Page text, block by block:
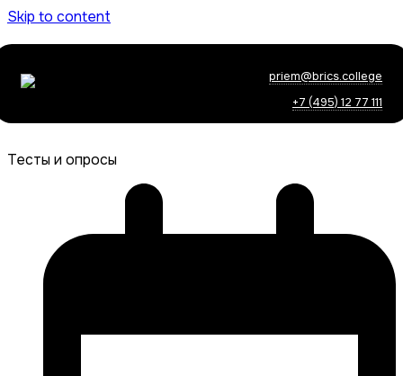
Skip to content
priem@brics.college
+7 (495) 12 77 111
Тесты и опросы